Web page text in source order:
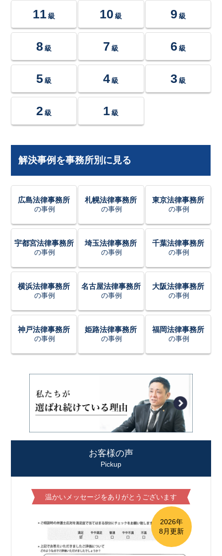
11 級 10 級 9 級
8 級 7 級 6 級
5 級 4 級 3 級
2 級 1 級
解決事例を事務所別に見る
広島法律事務所
の事例
札幌法律事務所
の事例
東京法律事務所
の事例
宇都宮法律事務所
の事例
埼玉法律事務所
の事例
千葉法律事務所
の事例
横浜法律事務所
の事例
名古屋法律事務所
の事例
大阪法律事務所
の事例
神戸法律事務所
の事例
姫路法律事務所
の事例
福岡法律事務所
の事例
お客様の声
Pickup
温かいメッセージをありがとうございます
2026年
8月更新